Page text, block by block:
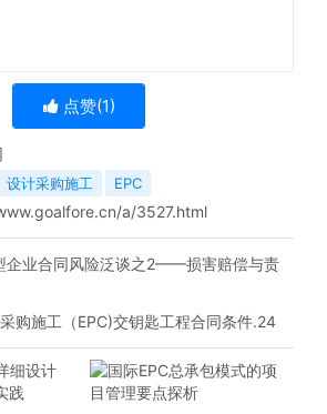
点赞(1)
设计采购施工 EPC
a/3527.html
企业合同风险泛谈之2——损害赔偿与责
购施工（EPC)交钥匙工程合同条件.24